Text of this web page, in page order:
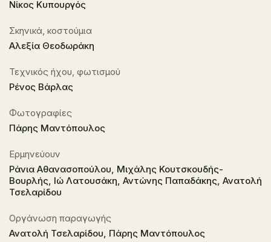
Νίκος Κυπουργός
Σκηνικά, κοστούμια
Αλεξία Θεοδωράκη
Τεχνικός ήχου, φωτισμού
Ρένος Βάρλας
Φωτογραφίες
Πάρης Μαντόπουλος
Ερμηνεύουν
Ράνια Αθανασοπούλου, Μιχάλης Κουτσκουδής-
Βουρλής, Ιώ Λατουσάκη, Αντώνης Παπαδάκης, Ανατολή
Τσελαρίδου
Οργάνωση παραγωγής
Ανατολή Τσελαρίδου, Πάρης Μαντόπουλος